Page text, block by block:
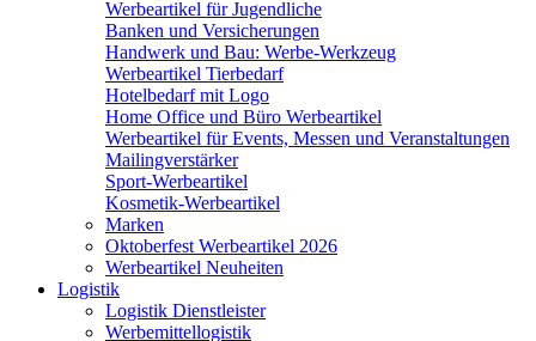
Werbeartikel für Jugendliche
Banken und Versicherungen
Handwerk und Bau: Werbe-Werkzeug
Werbeartikel Tierbedarf
Hotelbedarf mit Logo
Home Office und Büro Werbeartikel
Werbeartikel für Events, Messen und Veranstaltungen
Mailingverstärker
Sport-Werbeartikel
Kosmetik-Werbeartikel
Marken
Oktoberfest Werbeartikel 2026
Werbeartikel Neuheiten
Logistik
Logistik Dienstleister
Werbemittellogistik